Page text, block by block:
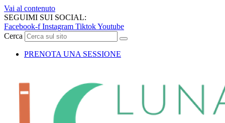
Vai al contenuto
SEGUIMI SUI SOCIAL:
Facebook-f Instagram TiktokYoutube
Cerca
PRENOTA UNA SESSIONE